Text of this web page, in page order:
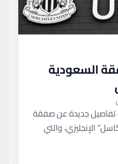
السعودية
تفاصيل جديدة عن صفقة
الإنجليزي، والتي